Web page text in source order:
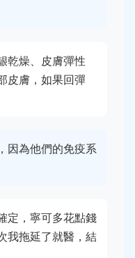
乾燥、皮膚彈性
皮膚，如果回彈
因為他們的免疫系
定，寧可多花點錢
我拖延了就醫，結